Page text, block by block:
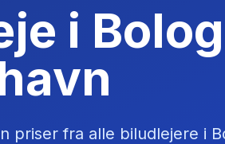
i
priser fra alle biludlejere i